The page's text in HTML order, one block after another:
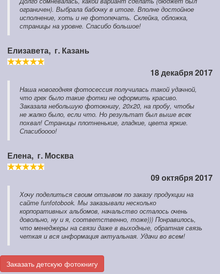
ограничен). Выбрала бабочку в итоге. Вполне достойное
исполнение, хоть и не фотопечать. Склейка, обложка,
страницы на уровне. Спасибо большое!
Елизавета, г. Казань
18 декабря 2017
Наша новогодняя фотосессия получилась такой удачной,
что грех было такие фотки не оформить красиво.
Заказала небольшую фотокнигу, 20х20, на пробу, чтобы
не жалко было, если что. Но результат был выше всех
похвал! Страницы плотненькие, гладкие, цвета яркие.
Спасибоооо!
Елена, г. Москва
09 октября 2017
Хочу поделиться своим отзывом по заказу продукции на
сайте funfotobook. Мы заказывали несколько
корпоративных альбомов, начальство осталось очень
довольно, ну и я, соответственно, тоже))) Понравилось,
что менеджеры на связи даже в выходные, обратная связь
четкая и вся информация актуальная. Удачи во всем!
Заказать детскую фотокнигу